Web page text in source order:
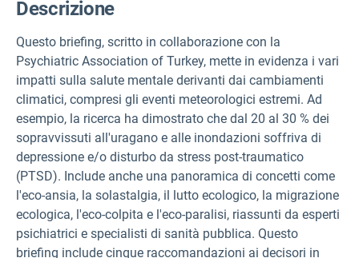
Descrizione
Questo briefing, scritto in collaborazione con la
Psychiatric Association of Turkey, mette in evidenza i vari
impatti sulla salute mentale derivanti dai cambiamenti
climatici, compresi gli eventi meteorologici estremi. Ad
esempio, la ricerca ha dimostrato che dal 20 al 30 % dei
sopravvissuti all'uragano e alle inondazioni soffriva di
depressione e/o disturbo da stress post-traumatico
(PTSD). Include anche una panoramica di concetti come
l'eco-ansia, la solastalgia, il lutto ecologico, la migrazione
ecologica, l'eco-colpita e l'eco-paralisi, riassunti da esperti
psichiatrici e specialisti di sanità pubblica. Questo
briefing include cinque raccomandazioni ai decisori in